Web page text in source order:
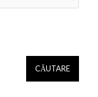
CĂUTARE